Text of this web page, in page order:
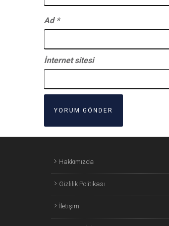
Ad *
İnternet sitesi
Hakkımızda
Gizlilik Politikası
İletişim